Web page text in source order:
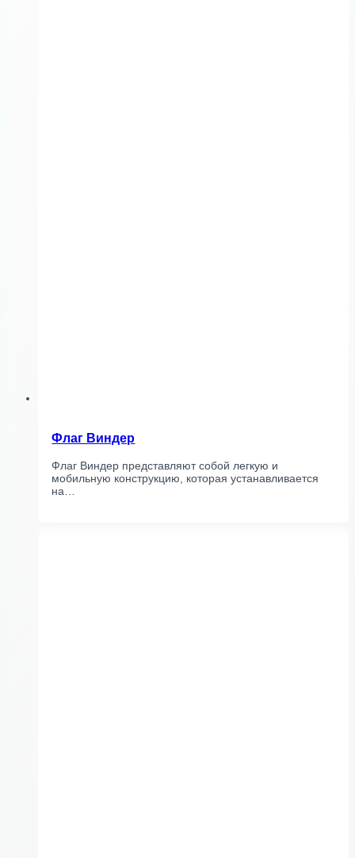
Флаг Виндер
Флаг Виндер представляют собой легкую и
мобильную конструкцию, которая устанавливается
на…